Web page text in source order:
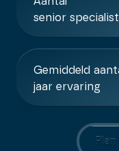
senior
Gemiddeld
jaar ervaring